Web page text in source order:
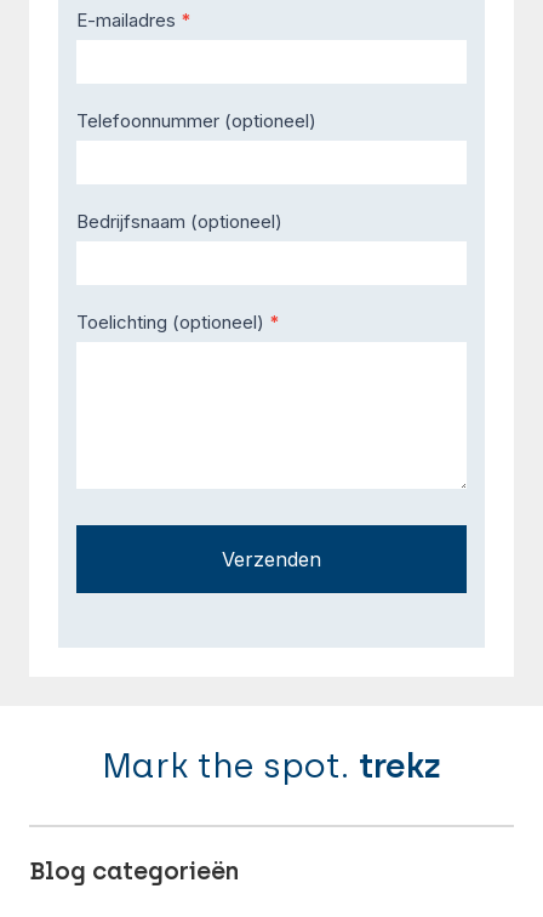
E-mailadres *
Telefoonnummer (optioneel)
Bedrijfsnaam (optioneel)
Toelichting (optioneel) *
Verzenden
Mark the spot. trekz
Blog categorieën